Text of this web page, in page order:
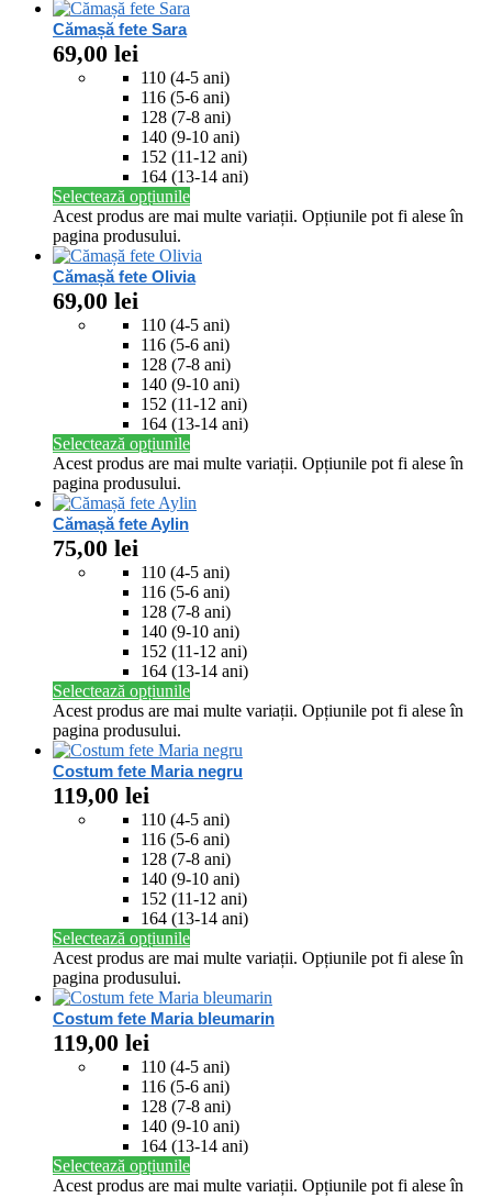
Cămașă fete Sara
69,00 lei
110 (4-5 ani)
116 (5-6 ani)
128 (7-8 ani)
140 (9-10 ani)
152 (11-12 ani)
164 (13-14 ani)
Selectează opțiunile
Acest produs are mai multe variații. Opțiunile pot fi alese în
pagina produsului.
Cămașă fete Olivia
69,00 lei
110 (4-5 ani)
116 (5-6 ani)
128 (7-8 ani)
140 (9-10 ani)
152 (11-12 ani)
164 (13-14 ani)
Selectează opțiunile
Acest produs are mai multe variații. Opțiunile pot fi alese în
pagina produsului.
Cămașă fete Aylin
75,00 lei
110 (4-5 ani)
116 (5-6 ani)
128 (7-8 ani)
140 (9-10 ani)
152 (11-12 ani)
164 (13-14 ani)
Selectează opțiunile
Acest produs are mai multe variații. Opțiunile pot fi alese în
pagina produsului.
Costum fete Maria negru
119,00 lei
110 (4-5 ani)
116 (5-6 ani)
128 (7-8 ani)
140 (9-10 ani)
152 (11-12 ani)
164 (13-14 ani)
Selectează opțiunile
Acest produs are mai multe variații. Opțiunile pot fi alese în
pagina produsului.
Costum fete Maria bleumarin
119,00 lei
110 (4-5 ani)
116 (5-6 ani)
128 (7-8 ani)
140 (9-10 ani)
164 (13-14 ani)
Selectează opțiunile
Acest produs are mai multe variații. Opțiunile pot fi alese în